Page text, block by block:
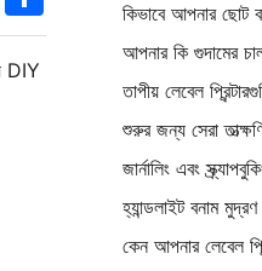
DIY
কেন আপনার লেবেল